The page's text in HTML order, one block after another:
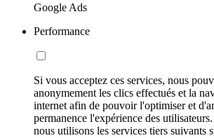
Google Ads
Performance
Si vous acceptez ces services, nous
anonymement les clics effectués et la
internet afin de pouvoir l'optimiser et
permanence l'expérience des
nous utilisons les services tiers suivants